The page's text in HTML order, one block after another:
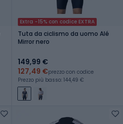
Extra -15% con codice EXTRA
Tuta da ciclismo da uomo Alé
Mirror nero
149,99 €
127,49 €prezzo con codice
Prezzo più basso: 144,49 €